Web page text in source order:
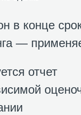
в конце
—
отчет